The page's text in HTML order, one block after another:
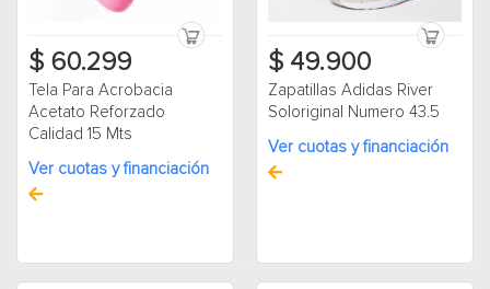
$ 60.299
Tela Para Acrobacia
Acetato Reforzado
Calidad 15 Mts
Ver cuotas y financiación
$ 49.900
Zapatillas Adidas River
Soloriginal Numero 43.5
Ver cuotas y financiación